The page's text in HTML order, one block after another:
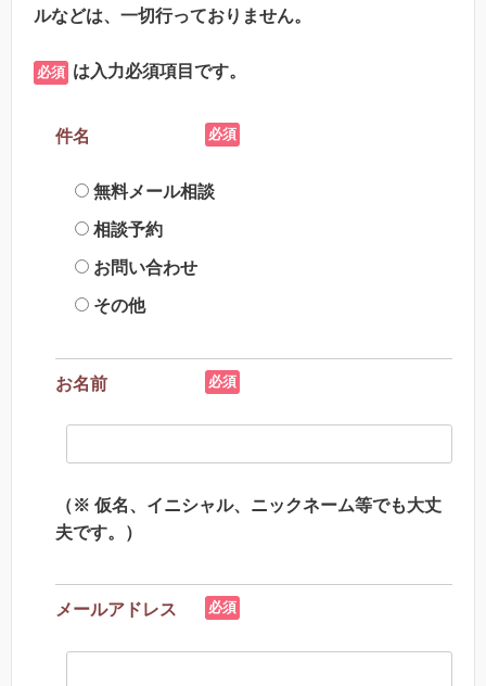
ルなどは、一切行っておりません。
必須 は入力必須項目です。
件名 必須
無料メール相談
相談予約
お問い合わせ
その他
お名前 必須
（※ 仮名、イニシャル、ニックネーム等でも大丈
夫です。）
メールアドレス 必須